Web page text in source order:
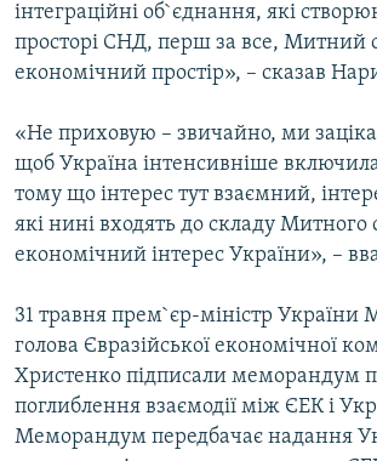
ІНФОГРАФІКА
ДОЛУЧАЙСЯ!
Усі сайти RFE/RL
інтеграційні об`єднання, які
просторі СНД, перш за все, Митний
економічний простір», – сказав
«Не приховую – звичайно, ми
щоб Україна інтенсивніше
тому що інтерес тут взаємний,
які нині входять до складу Митного
економічний інтерес України», –
31 травня прем`єр-міністр України
голова Євразійської економічної
Христенко підписали меморандум
поглиблення взаємодії між ЄЕК і
Меморандум передбачає надання